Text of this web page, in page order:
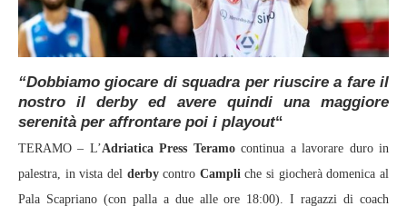
“Dobbiamo giocare di squadra per riuscire a fare il
nostro il derby ed avere quindi una maggiore
serenità per affrontare poi i playout“
TERAMO – L’Adriatica Press Teramocontinua a lavorare duro in
palestra, in vista del derbycontro Campli che si giocherà domenica al
Pala Scapriano (con palla a due alle ore 18:00). I ragazzi di coach